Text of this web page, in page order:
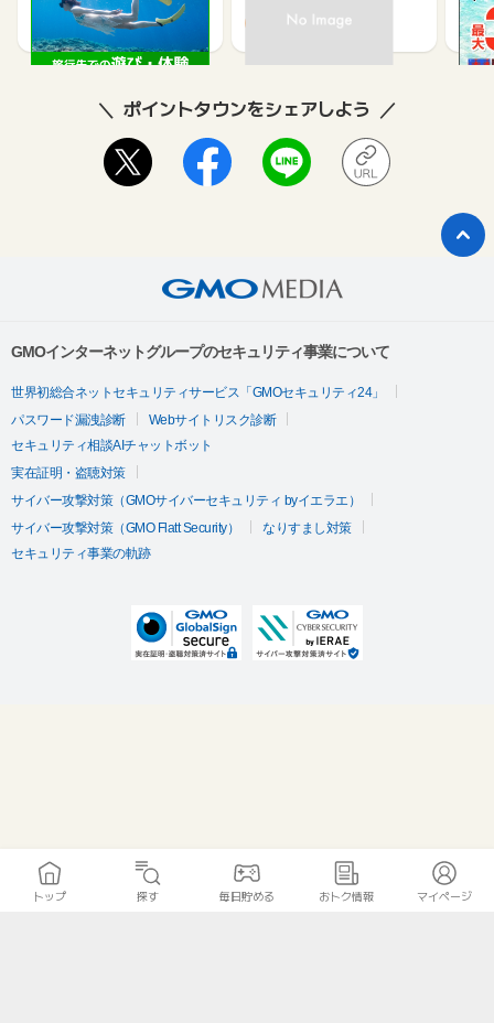
2.5% 1.3%
ポイントタウンをシェアしよう
GMOインターネットグループのセキュリティ事業について
世界初総合ネットセキュリティサービス「GMOセキュリティ24」
パスワード漏洩診断
Webサイトリスク診断
セキュリティ相談AIチャットボット
実在証明・盗聴対策
サイバー攻撃対策（GMOサイバーセキュリティ byイエラエ）
サイバー攻撃対策（GMO Flatt Security）
なりすまし対策
セキュリティ事業の軌跡
トップ 探す 毎日貯める おトク情報 マイページ